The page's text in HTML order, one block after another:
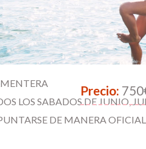
LOS SABADOS DE JUNIO,
Precio:
DE MANERA